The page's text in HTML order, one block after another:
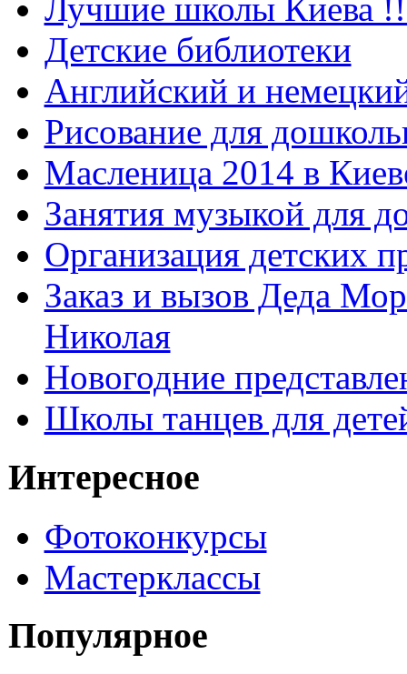
Лучшие школы Киева
Детские библиотеки
Английский и
Рисование для
Масленица 2014 в
Занятия музыкой для
Организация детских
Заказ и вызов Деда
Николая
Новогодние
Школы танцев для
Интересное
Фотоконкурсы
Мастерклассы
Популярное